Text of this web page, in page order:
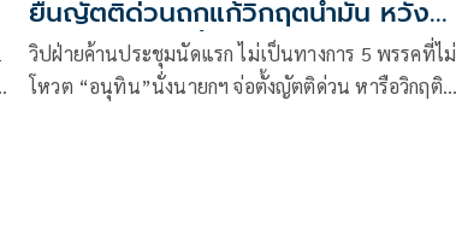
ยื่นญัตติด่วนถกแก้วิกฤตน้ำมัน หวัง
ประธานสภาไม่เบี้ยวอีก
วิปฝ่ายค้านประชุมนัดแรก ไม่เป็นทางการ 5 พรรคที่ไม่
โหวต “อนุทิน”นั่งนายกฯ จ่อตั้งญัตติด่วน หารือวิกฤติ